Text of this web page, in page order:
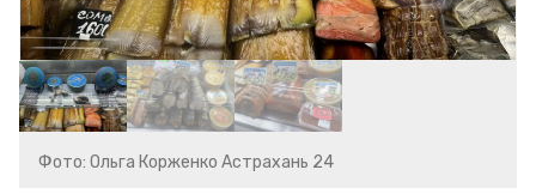
Фото: Ольга Корженко Астрахань 24